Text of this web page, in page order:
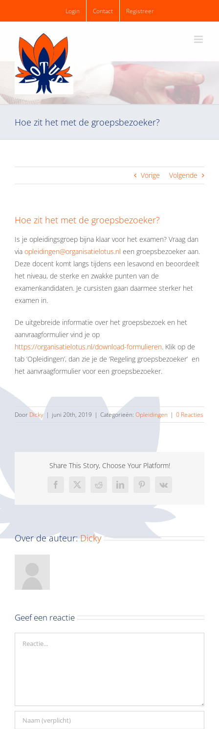
Login Contact Registreer
Hoe zit het met de groepsbezoeker?
Vorige Volgende
Hoe zit het met de groepsbezoeker?
Is je opleidingsgroep bijna klaar voor het examen? Vraag dan
via opleidingen@organisatielotus.nl een groepsbezoeker aan.
Deze docent komt langs tijdens een lesavond en beoordeelt
het niveau, de sterke en zwakke punten van de
examenkandidaten. Je cursisten gaan daarmee sterker het
examen in.
De uitgebreide informatie over het groepsbezoek en het
aanvraagformulier vind je op
https://organisatielotus.nl/download-formulieren. Klik op de
tab ‘Opleidingen’, dan zie je de ‘Regeling groepsbezoeker’ en
het aanvraagformulier voor een groepsbezoeker.
Door Dicky | juni 20th, 2019 | Categorieën: Opleidingen | 0 Reacties
Share This Story, Choose Your Platform!
Facebook
X RedditLinkedInPinterest
Vk
Over de auteur:Dicky
Geef een reactie